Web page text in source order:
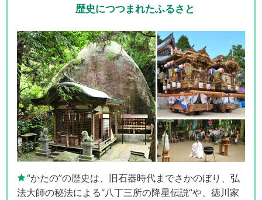
歴史につつまれたふるさと
“かたの”の歴史は、旧石器時代までさかのぼり、弘
法大師の秘法による“八丁三所の降星伝説”や、徳川家